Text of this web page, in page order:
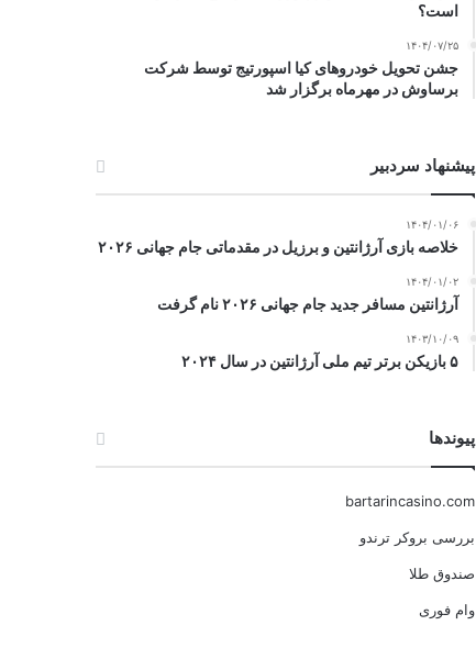
است؟
۱۴۰۴/۰۷/۲۵
جشن تحویل خودروهای کیا اسپورتیج توسط شرکت
برساوش در مهرماه برگزار شد
پیشنهاد سردبیر
۱۴۰۴/۰۱/۰۶
خلاصه بازی آرژانتین و برزیل در مقدماتی جام جهانی ۲۰۲۶
۱۴۰۴/۰۱/۰۲
آرژانتین مسافر جدید جام جهانی ۲۰۲۶ نام گرفت
۱۴۰۳/۱۰/۰۹
۵ بازیکن برتر تیم ملی آرژانتین در سال ۲۰۲۴
پیوندها
bartarincasino.com
بررسی بروکر ترندو
صندوق طلا
وام فوری